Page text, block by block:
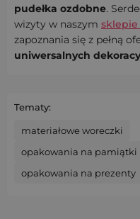
pudełka ozdobne.
wizyty w naszym
zapoznania się z pełną
uniwersalnych
Tematy:
materiałowe woreczki
opakowania na
opakowania na prezenty